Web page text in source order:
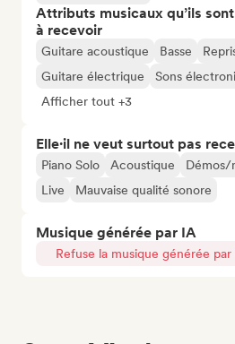
Attributs musicaux qu’ils
à recevoir
Guitare acoustique Basse
Guitare électrique
Sons
Afficher tout +3
Elle·il ne veut surtout pas
Piano Solo Acoustique Démos/
Live
Mauvaise qualité sonore
Musique générée par IA
Refuse la musique générée par